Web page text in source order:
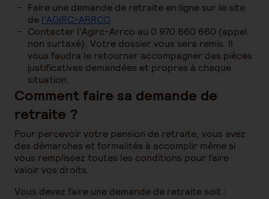
Faire une demande de retraite en ligne sur le site
de l’AGIRC-ARRCO
Contacter l'Agirc-Arrco au 0 970 660 660 (appel
non surtaxé). Votre dossier vous sera remis. Il
vous faudra le retourner accompagner des pièces
justificatives demandées et propres à chaque
situation.
Comment faire sa demande de
retraite ?
Pour percevoir votre pension de retraite, vous avez
des démarches et formalités à accomplir même si
vous remplissez toutes les conditions pour faire
valoir vos droits.
Vous devez faire une demande de retraite soit :